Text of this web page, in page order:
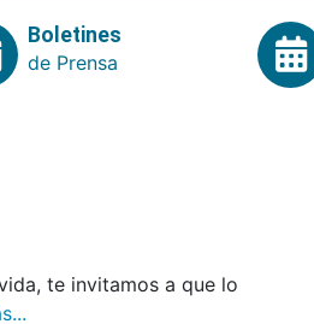
Boletines
de Prensa
te invitamos a que lo